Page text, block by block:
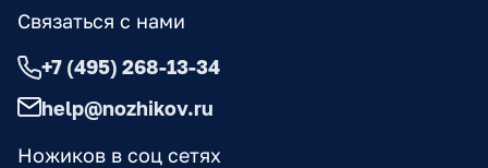
Ножиков в соц сетях
Связаться с нами
+7 (495) 268-13-34
help@nozhikov.ru